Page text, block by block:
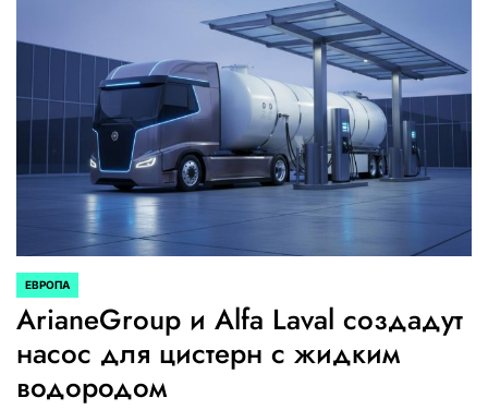
ОПУБЛИКОВАНО
ЕВРОПА
ArianeGroup и Alfa Laval создадут
насос для цистерн с жидким
водородом